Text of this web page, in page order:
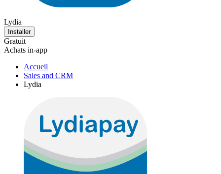
Lydia
Installer
Gratuit
Achats in-app
Accueil
Sales and CRM
Lydia